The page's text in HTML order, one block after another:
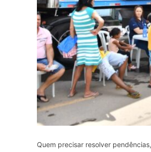
Quem precisar resolver